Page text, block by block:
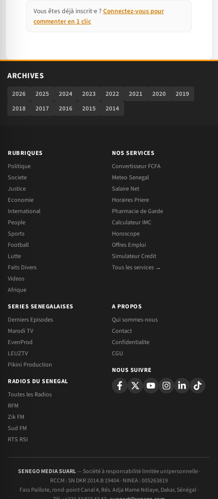
Vous êtes déjà inscrit·e ? Connectez-vous pour
commenter en 1 clic
ARCHIVES
2026 2025 2024 2023 2022 2021 2020
2019
2018
2017 2016 2015 2014
RUBRIQUES
Politique
Societe
Justice
Economie
International
People
Sports
Football
Lutte
Faits Divers
Videos
Afrique
NOS SERVICES
Convertisseur FCFA
Meteo Senegal
Salaire Net
Horaires Priere
Pharmacie de Garde
Calculateur IMC
Horoscope
Offres Emploi
Simulateur Credit
Tous les services →
SERIES SENEGALAISES
Derniers Episodes
Marodi TV
EvenProd
LEUZTV
Pikini Production
RADIOS DU SENEGAL
Toutes les Radios
RFM
Zik FM
Sud FM
RTS RSI
A PROPOS
Qui sommes-nous
Contact
Confidentialite
CGU
NOUS SUIVRE
SENEGO MEDIA SUARL— Société à responsabilité limitée unipersonnelle ·
RCCM : SN DKR 2014.B 19404 · NINEA : 005263819
Fass Paillote, rond-point Canal 4, Rés. Adja Mame Ndiaye, Dakar, Sénégal ·